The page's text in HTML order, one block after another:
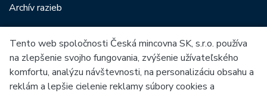
Archív razieb
Medzi našich partnerov patria:
Tento web spoločnosti Česká mincovna SK, s.r.o. používa
na zlepšenie svojho fungovania, zvýšenie užívateľského
komfortu, analýzu návštevnosti, na personalizáciu obsahu a
reklám a lepšie cielenie reklamy súbory cookies a